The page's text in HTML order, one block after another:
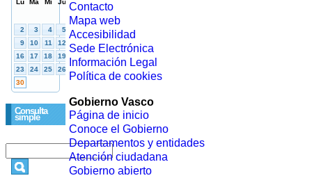
Consulta
simple
Contacto
Mapa web
Accesibilidad
Sede Electrónica
Información Legal
Política de cookies
Gobierno Vasco
Página de inicio
Conoce el Gobierno
Departamentos y entidades
Atención ciudadana
Gobierno abierto